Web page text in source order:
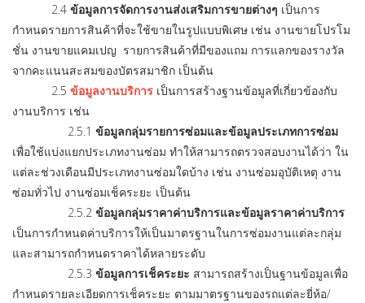
2.4 ข้อมูลการจัดการงานส่งเสริมการขายต่างๆ เป็นการ
กำหนดรายการสินค้าที่จะใช้ขายในรูปแบบพิเศษ เช่น งานขายโปรโม
ชั่น งานขายแคมเปญ รายการสินค้าที่มีของแถม การแลกของรางวัล
จากคะแนนสะสมของบัตรสมาชิก เป็นต้น
2.5 ข้อมูลงานบริการ เป็นการสร้างฐานข้อมูลที่เกี่ยวข้องกับ
งานบริการ เช่น
2.5.1 ข้อมูลกลุ่มรายการซ่อมและข้อมูลประเภทการซ่อม
เพื่อใช้แบ่งแยกประเภทงานซ่อม ทำให้สามารถตรวจสอบงานได้ว่า ใน
แต่ละช่วงเดือนมีประเภทงานซ่อมใดบ้าง เช่น งานซ่อมอุบัติเหตุ งาน
ซ่อมทั่วไป งานซ่อมเช็คระยะ เป็นต้น
2.5.2 ข้อมูลกลุ่มราคาค่าบริการและข้อมูลราคาค่าบริการ
เป็นการกำหนดค่าบริการให้เป็นมาตรฐานในการซ่อมงานแต่ละกลุ่ม
และสามารถกำหนดราคาได้หลายระดับ
2.5.3 ข้อมูลการเช็คระยะ สามารถสร้างเป็นฐานข้อมูลเพื่อ
กำหนดรายละเอียดการเช็คระยะ ตามมาตรฐานของรถแต่ละยี่ห้อ/